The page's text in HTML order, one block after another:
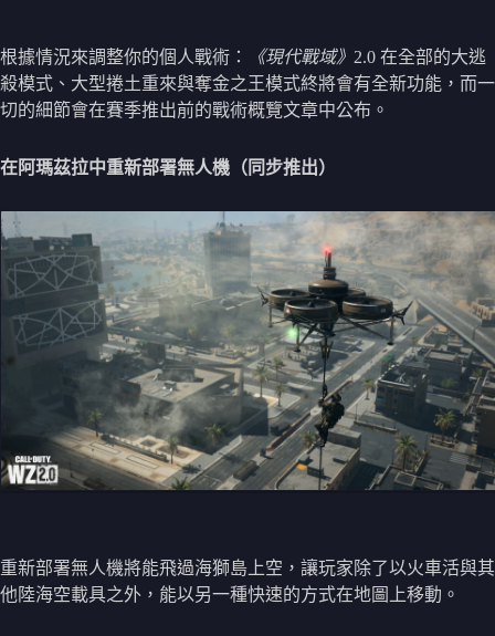
根據情況來調整你的個人戰術： 《現代戰域》 2.0 在全部的大逃
殺模式、大型捲土重來與奪金之王模式終將會有全新功能，而一
切的細節會在賽季推出前的戰術概覽文章中公布。
在阿瑪茲拉中重新部署無人機（同步推出）
重新部署無人機將能飛過海獅島上空，讓玩家除了以火車活與其
他陸海空載具之外，能以另一種快速的方式在地圖上移動。